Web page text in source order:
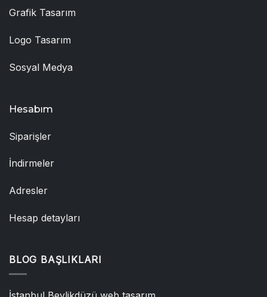
Grafik Tasarım
Logo Tasarım
Sosyal Medya
Hesabım
Siparişler
İndirmeler
Adresler
Hesap detayları
BLOG BAŞLIKLARI